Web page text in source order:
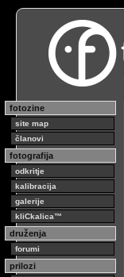
fotozine
site map
članovi
fotografija
odkritje
kalibracija
galerije
kliCkalica™
druženja
forumi
prilozi